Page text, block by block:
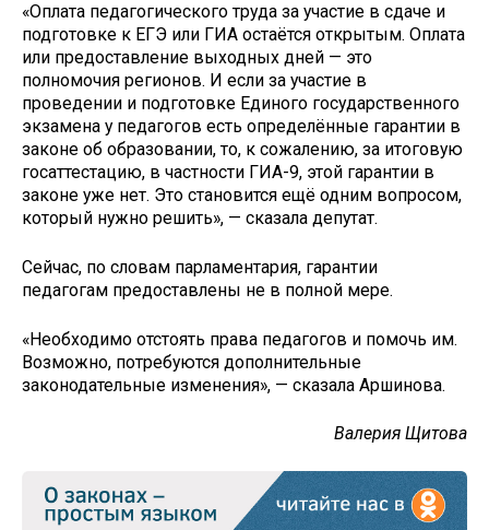
«Оплата педагогического труда за участие в сдаче и
подготовке к ЕГЭ или ГИА остаётся открытым. Оплата
или предоставление выходных дней — это
полномочия регионов. И если за участие в
проведении и подготовке Единого государственного
экзамена у педагогов есть определённые гарантии в
законе об образовании, то, к сожалению, за итоговую
госаттестацию, в частности ГИА-9, этой гарантии в
законе уже нет. Это становится ещё одним вопросом,
который нужно решить», — сказала депутат.
Сейчас, по словам парламентария, гарантии
педагогам предоставлены не в полной мере.
«Необходимо отстоять права педагогов и помочь им.
Возможно, потребуются дополнительные
законодательные изменения», — сказала Аршинова.
Валерия Щитова